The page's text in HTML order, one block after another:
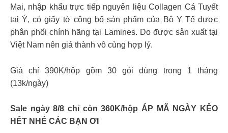
Mai, nhập khẩu trực tiếp nguyên liệu Collagen Cá Tuyết
tại Ý, có giấy tờ công bố sản phẩm của Bộ Y Tế được
phân phối chính hãng tại Lamines. Do được sản xuất tại
Việt Nam nên giá thành vô cùng hợp lý.
Giá chỉ 390K/hộp gồm 30 gói dùng trong 1 tháng
(13k/ngày)
Sale ngày 8/8 chỉ còn 360K/hộp ÁP MÃ NGÀY KẺO
HẾT NHÉ CÁC BẠN ƠI